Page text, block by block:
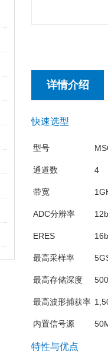
详情介绍
快速选型
型号
通道数 4
带宽
ADC分辨率
ERES
最高采样率
最高存储深度
最高波形捕获率
内置信号源
特性与优点